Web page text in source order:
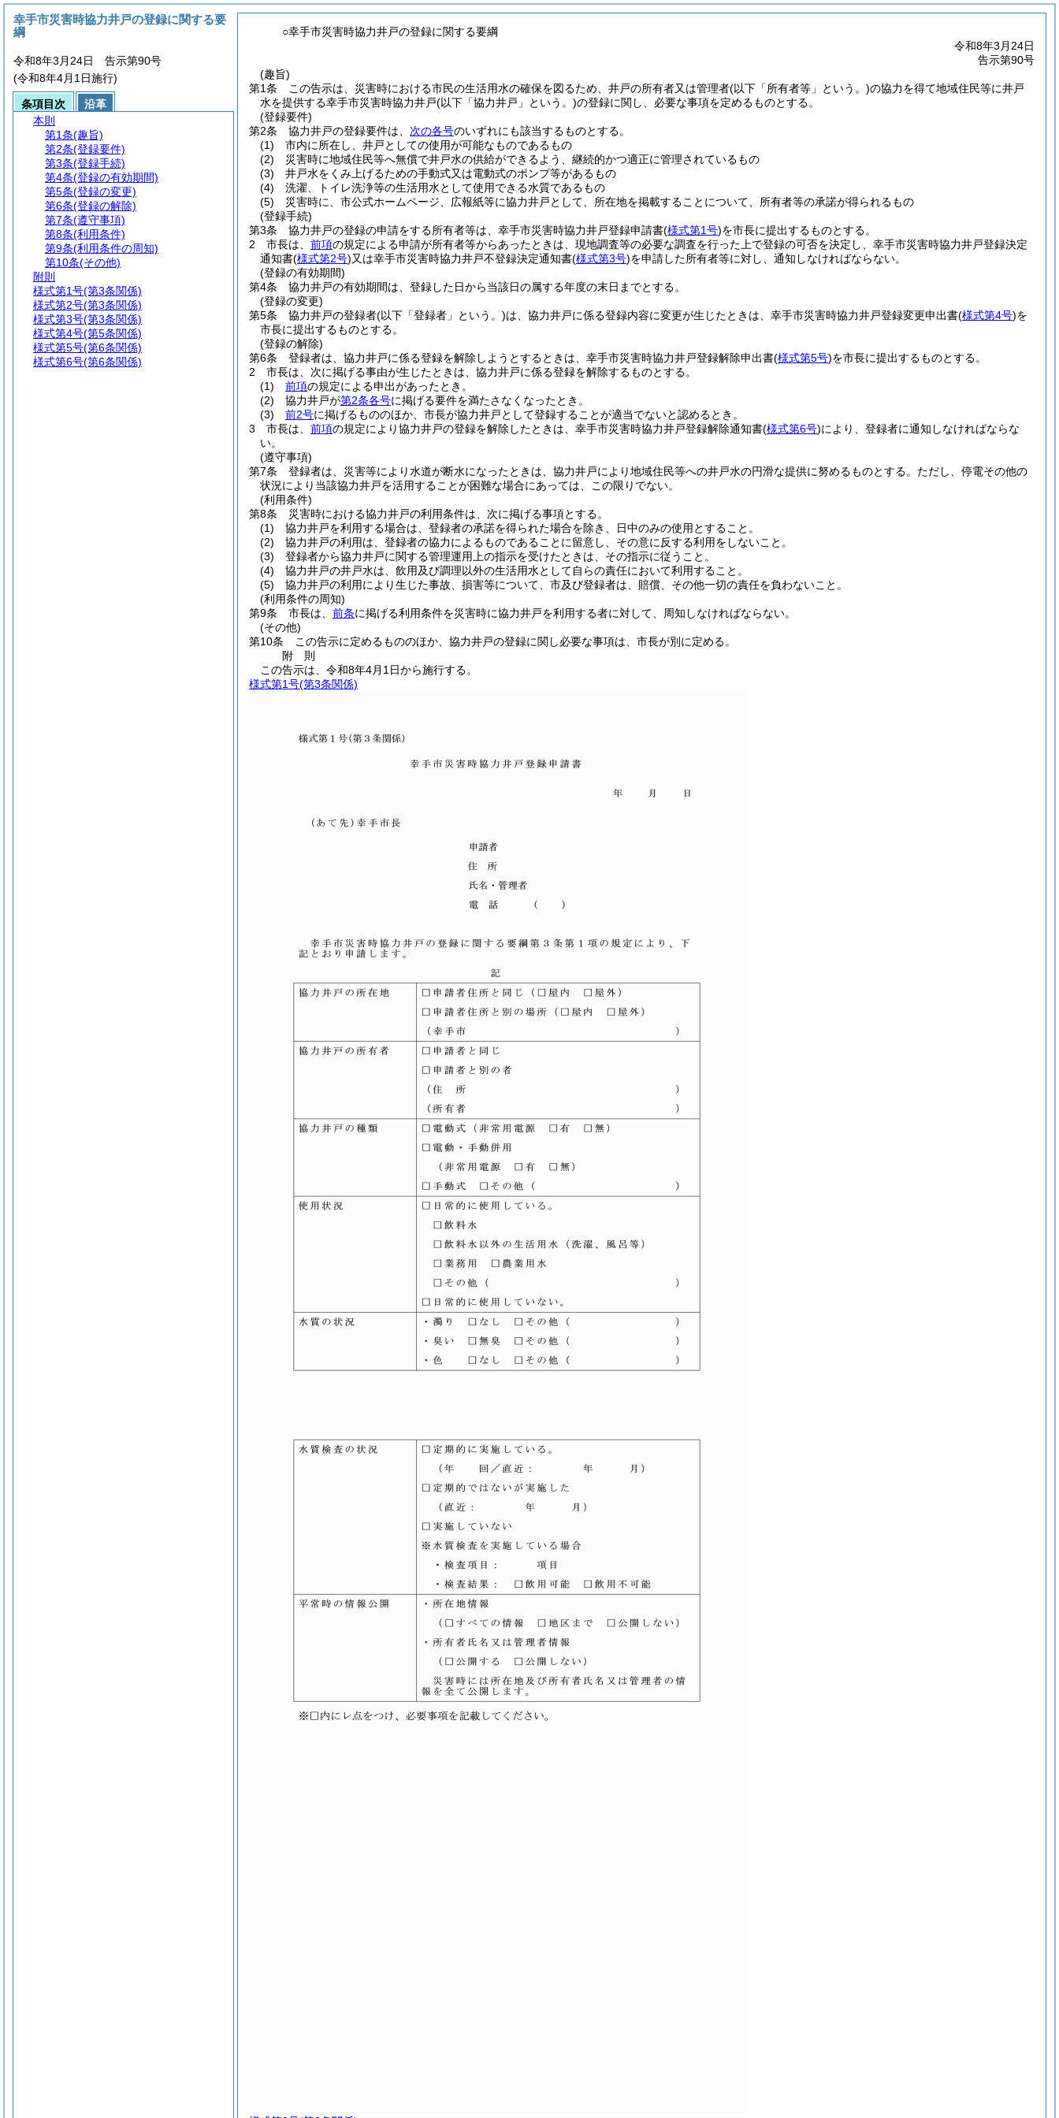
○幸手市災害時協力井戸の登録に関する要綱
令和8年3月24日
告示第90号
(趣旨)
第1条
この告示は、災害時における市民の生活用水の確保を図るため、井戸の所有者又は管理者(以下「所有者等」という。)の協力を得て地域住民等に井戸
水を提供する幸手市災害時協力井戸(以下「協力井戸」という。)の登録に関し、必要な事項を定めるものとする。
(登録要件)
第2条
協力井戸の登録要件は、 次の各号のいずれにも該当するものとする。
(1)
市内に所在し、井戸としての使用が可能なものであるもの
(2)
災害時に地域住民等へ無償で井戸水の供給ができるよう、継続的かつ適正に管理されているもの
(3)
井戸水をくみ上げるための手動式又は電動式のポンプ等があるもの
(4)
洗濯、トイレ洗浄等の生活用水として使用できる水質であるもの
(5)
災害時に、市公式ホームページ、広報紙等に協力井戸として、所在地を掲載することについて、所有者等の承諾が得られるもの
(登録手続)
第3条
協力井戸の登録の申請をする所有者等は、幸手市災害時協力井戸登録申請書(様式第1号)を市長に提出するものとする。
2
市長は、 前項の規定による申請が所有者等からあったときは、現地調査等の必要な調査を行った上で登録の可否を決定し、幸手市災害時協力井戸登録決定
通知書(様式第2号)又は幸手市災害時協力井戸不登録決定通知書(様式第3号)を申請した所有者等に対し、通知しなければならない。
(登録の有効期間)
第4条
協力井戸の有効期間は、登録した日から当該日の属する年度の末日までとする。
(登録の変更)
第5条
協力井戸の登録者(以下「登録者」という。)は、協力井戸に係る登録内容に変更が生じたときは、幸手市災害時協力井戸登録変更申出書(様式第4号)を
市長に提出するものとする。
(登録の解除)
第6条
登録者は、協力井戸に係る登録を解除しようとするときは、幸手市災害時協力井戸登録解除申出書(様式第5号)を市長に提出するものとする。
2
市長は、次に掲げる事由が生じたときは、協力井戸に係る登録を解除するものとする。
(1)
前項の規定による申出があったとき。
(2)
協力井戸が第2条各号に掲げる要件を満たさなくなったとき。
(3)
前2号に掲げるもののほか、市長が協力井戸として登録することが適当でないと認めるとき。
3
市長は、 前項の規定により協力井戸の登録を解除したときは、幸手市災害時協力井戸登録解除通知書(様式第6号)により、登録者に通知しなければならな
い。
(遵守事項)
第7条
登録者は、災害等により水道が断水になったときは、協力井戸により地域住民等への井戸水の円滑な提供に努めるものとする。 ただし、停電その他の
状況により当該協力井戸を活用することが困難な場合にあっては、この限りでない。
(利用条件)
第8条
災害時における協力井戸の利用条件は、次に掲げる事項とする。
(1)
協力井戸を利用する場合は、登録者の承諾を得られた場合を除き、日中のみの使用とすること。
(2)
協力井戸の利用は、登録者の協力によるものであることに留意し、その意に反する利用をしないこと。
(3)
登録者から協力井戸に関する管理運用上の指示を受けたときは、その指示に従うこと。
(4)
協力井戸の井戸水は、飲用及び調理以外の生活用水として自らの責任において利用すること。
(5)
協力井戸の利用により生じた事故、損害等について、市及び登録者は、賠償、その他一切の責任を負わないこと。
(利用条件の周知)
第9条
市長は、 前条に掲げる利用条件を災害時に協力井戸を利用する者に対して、周知しなければならない。
(その他)
第10条
この告示に定めるもののほか、協力井戸の登録に関し必要な事項は、市長が別に定める。
附 則
この告示は、令和8年4月1日から施行する。
様式第1号(第3条関係)
幸手市災害時協力井戸の登録に関する要
綱
令和8年3月24日 告示第90号
(令和8年4月1日施行)
条項目次
沿革
本則
第1条(趣旨)
第2条(登録要件)
第3条(登録手続)
第4条(登録の有効期間)
第5条(登録の変更)
第6条(登録の解除)
第7条(遵守事項)
第8条(利用条件)
第9条(利用条件の周知)
第10条(その他)
附則
様式第1号(第3条関係)
様式第2号(第3条関係)
様式第3号(第3条関係)
様式第4号(第5条関係)
様式第5号(第6条関係)
様式第6号(第6条関係)